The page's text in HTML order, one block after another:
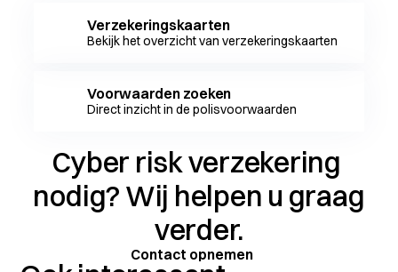
Verzekeringskaarten
Bekijk het overzicht van verzekeringskaarten
Voorwaarden zoeken
Direct inzicht in de polisvoorwaarden
Cyber risk verzekering
nodig? Wij helpen u graag
verder.
Contact opnemen